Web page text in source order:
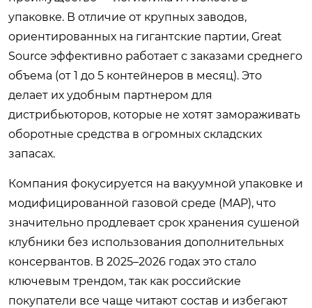
упаковке. В отличие от крупных заводов,
ориентированных на гигантские партии, Great
Source эффективно работает с заказами среднего
объема (от 1 до 5 контейнеров в месяц). Это
делает их удобным партнером для
дистрибьюторов, которые не хотят замораживать
оборотные средства в огромных складских
запасах.
Компания фокусируется на вакуумной упаковке и
модифицированной газовой среде (MAP), что
значительно продлевает срок хранения сушеной
клубники без использования дополнительных
консервантов. В 2025–2026 годах это стало
ключевым трендом, так как российские
покупатели все чаще читают состав и избегают